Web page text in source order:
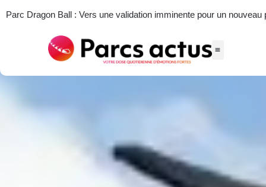
Parc Dragon Ball : Vers une validation imminente pour un